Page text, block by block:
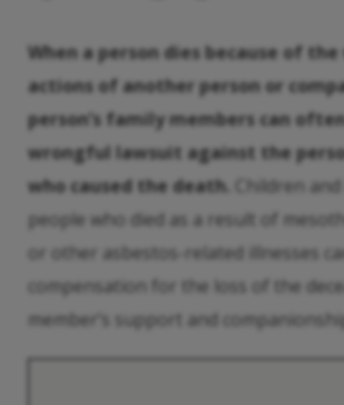
When a person dies because of
actions of another person or
person’s family members can
wrongful lawsuit against the
who caused the death.
Children
people who died as a result of
or other asbestos-related illnesses
compensation for the loss of the
member’s support and